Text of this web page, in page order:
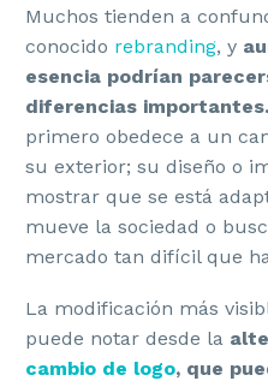
Muchos tienden a
conocido rebranding, y
esencia podrían
diferencias importantes.
primero obedece a un
su exterior; su diseño o
mostrar que se está
mueve la sociedad o
mercado tan difícil que
La modificación más
puede notar desde la
cambio de logo, que